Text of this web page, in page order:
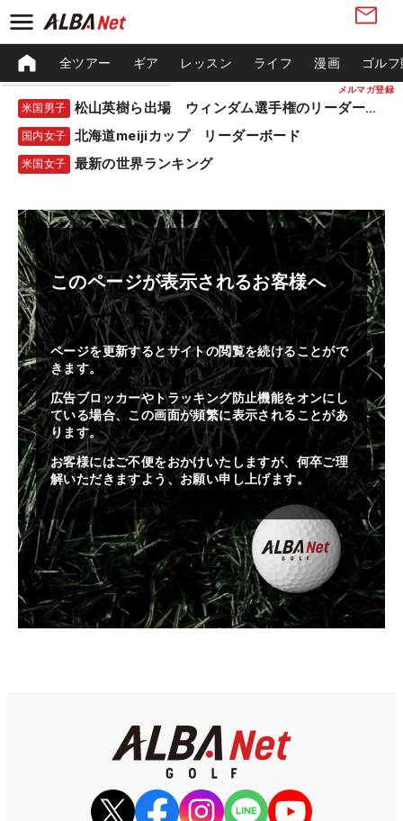
メルマガ登録
全ツアー ギア レッスン ライフ 漫画 ゴル
米国男子 松山英樹ら出場 ウィンダム選手権のリーダーボード
国内女子 北海道meijiカップ リーダーボード
米国女子 最新の世界ランキング
このページが表示されるお客様へ
ページを更新するとサイトの閲覧を続けることがで
きます。
広告ブロッカーやトラッキング防止機能をオンにし
ている場合、この画面が頻繁に表示されることがあ
ります。
お客様にはご不便をおかけいたしますが、何卒ご理
解いただきますよう、お願い申し上げます。